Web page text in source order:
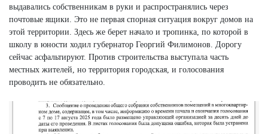
выдавались собственникам в руки и распространялись через
почтовые ящики. Это не первая спорная ситуация вокруг домов на
этой территории. Здесь же берет начало и тропинка, по которой в
школу в юности ходил губернатор Георгий Филимонов. Дорогу
сейчас асфальтируют. Против строительства выступала часть
местных жителей, но территория городская, и голосования
проводить не обязательно.